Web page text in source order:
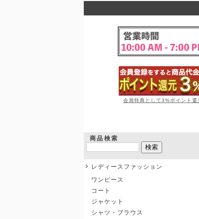
会員特典として3%ポイント還
商品検索
レディースファッション
ワンピース
コート
ジャケット
シャツ・ブラウス